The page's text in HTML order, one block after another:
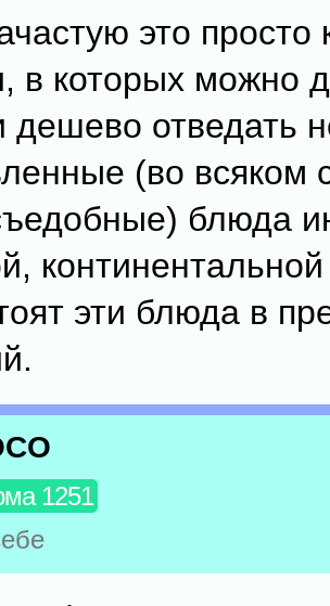
это
в которых можно
дешево отведать
(во всяком
блюда
эти блюда в
1251